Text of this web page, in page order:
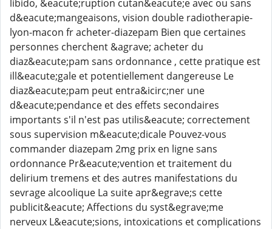
libido, &eacute;ruption cutan&eacute;e avec ou sans
d&eacute;mangeaisons, vision double radiotherapie-
lyon-macon fr acheter-diazepam Bien que certaines
personnes cherchent &agrave; acheter du
diaz&eacute;pam sans ordonnance , cette pratique est
ill&eacute;gale et potentiellement dangereuse Le
diaz&eacute;pam peut entra&icirc;ner une
d&eacute;pendance et des effets secondaires
importants s'il n'est pas utilis&eacute; correctement
sous supervision m&eacute;dicale Pouvez-vous
commander diazepam 2mg prix en ligne sans
ordonnance Pr&eacute;vention et traitement du
delirium tremens et des autres manifestations du
sevrage alcoolique La suite apr&egrave;s cette
publicit&eacute; Affections du syst&egrave;me
nerveux L&eacute;sions, intoxications et complications